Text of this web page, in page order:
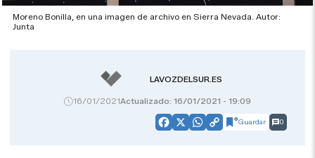
Moreno Bonilla, en una imagen de archivo en Sierra Nevada. Autor:
Junta
LAVOZDELSUR.ES
16/01/2021Actualizado: 16/01/2021 - 19:09
Facebook
X WhatsApp
CopyGuardar 0